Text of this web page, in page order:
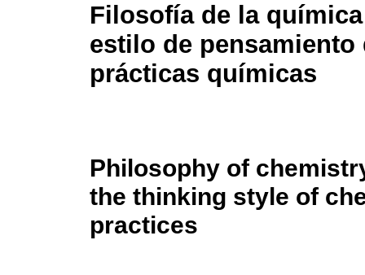
Filosofía de la
estilo de pensamiento
prácticas químicas
Philosophy of
the thinking style of
practices